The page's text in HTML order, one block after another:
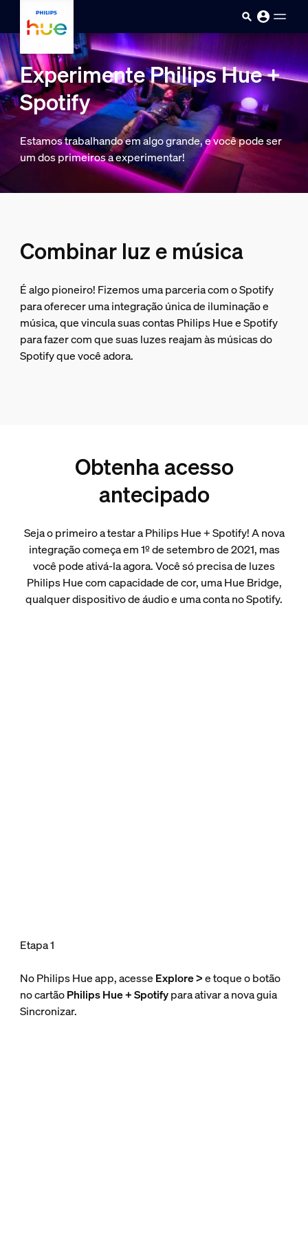
Pular para o conteúdo principal
Experimente Philips Hue +
Spotify
Estamos trabalhando em algo grande, e você pode ser
um dos primeiros a experimentar!
Combinar luz e música
É algo pioneiro! Fizemos uma parceria com o Spotify
para oferecer uma integração única de iluminação e
música, que vincula suas contas Philips Hue e Spotify
para fazer com que suas luzes reajam às músicas do
Spotify que você adora.
Obtenha acesso
antecipado
Seja o primeiro a testar a Philips Hue + Spotify! A nova
integração começa em 1º de setembro de 2021, mas
você pode ativá-la agora. Você só precisa de luzes
Philips Hue com capacidade de cor, uma Hue Bridge,
qualquer dispositivo de áudio e uma conta no Spotify.
Etapa 1
No Philips Hue app, acesse Explore >e toque o botão
no cartãoPhilips Hue + Spotifypara ativar a nova guia
Sincronizar.